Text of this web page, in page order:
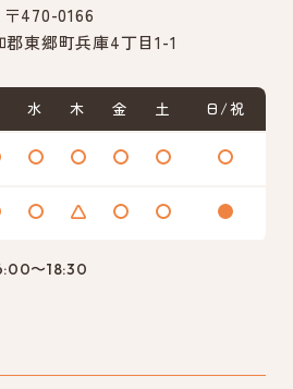
〒470-0166
郡東郷町兵庫4丁目1-1
水 木 金 土 日/祝
〜18:30